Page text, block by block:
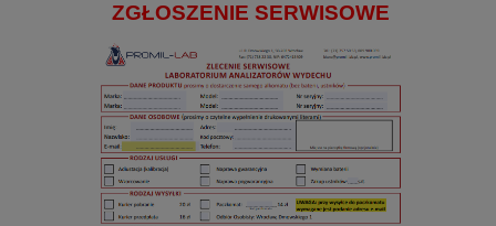
ZGŁOSZENIE SERWISOWE